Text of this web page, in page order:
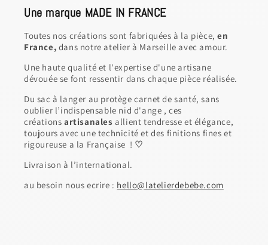
Une marque MADE IN FRANCE
Toutes nos créations sont fabriquées à la pièce, en
France, dans notre atelier à Marseille avec amour.
Une haute qualité et l'expertise d'une artisane
dévouée se font ressentir dans chaque pièce réalisée.
Du sac à langer au protège carnet de santé, sans
oublier l’indispensable nid d'ange , ces
créations artisanales allient tendresse et élégance,
toujours avec une technicité et des finitions fines et
rigoureuse a la Française ! ♡
Livraison à l’international.
au besoin nous ecrire : hello@latelierdebebe.com